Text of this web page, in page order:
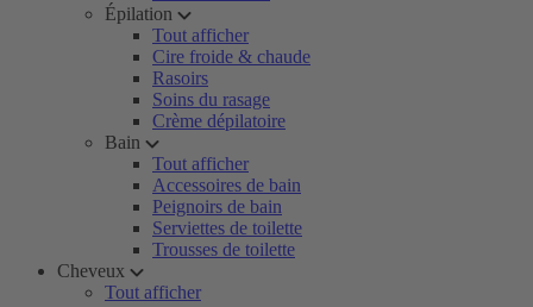
Épilation
Tout afficher
Cire froide & chaude
Rasoirs
Soins du rasage
Crème dépilatoire
Bain
Tout afficher
Accessoires de bain
Peignoirs de bain
Serviettes de toilette
Trousses de toilette
Cheveux
Tout afficher